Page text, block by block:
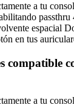
a tu
espacial
en tus
compatible
a tu